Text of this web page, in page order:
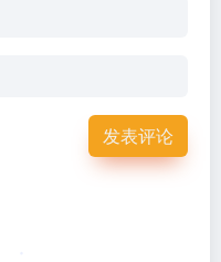
发表评论